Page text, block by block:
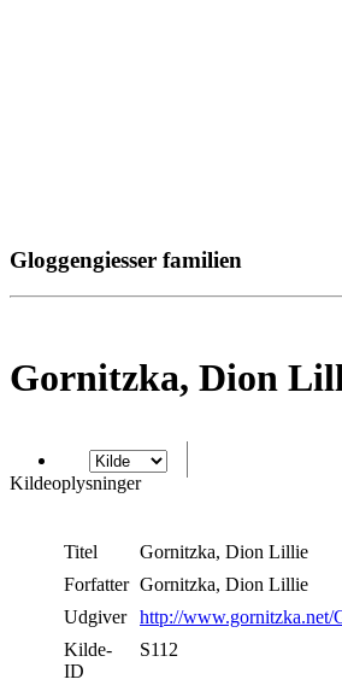
Gloggengiesser familien
Gornitzka, Dion
Kildeoplysninger
Titel
Gornitzka, Dion Lillie
Forfatter Gornitzka, Dion Lillie
Udgiver
http://www.gornitzka.net/
Kilde-
ID
S112